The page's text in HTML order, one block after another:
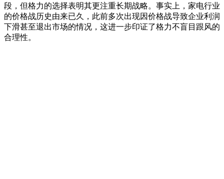
段，但格力的选择表明其更注重长期战略。事实上，家电行业
的价格战历史由来已久，此前多次出现因价格战导致企业利润
下滑甚至退出市场的情况，这进一步印证了格力不盲目跟风的
合理性。